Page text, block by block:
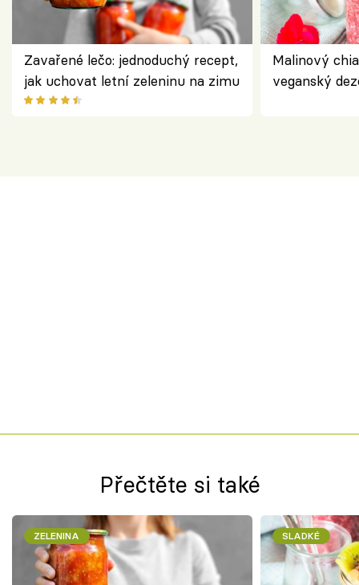
Zavařené lečo: jednoduchý recept,
jak uchovat letní zeleninu na zimu
Malinový
veganský
Přečtěte si také
ZELENINA SLADKÉ